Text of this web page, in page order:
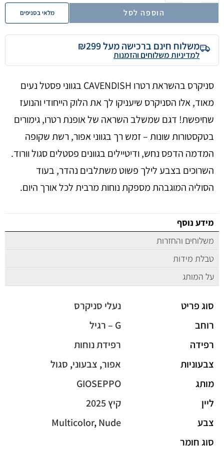
הוספה לסל מלאי בסניפים
משלוח חינם ברכישה מעל ₪299
למדיניות משלוחים והזמנות
סניקרס בהשראת רטרו CAVENDISH בגווני פסטל נעים
מאוד, אלו הסניקרס שיעניקו לך את הלוק הייחודי והנועז
שחיפשת! דגם שמשלב השראה של אופנת רטרו, גימורים
בטקסטורות שונות – זמש רך בגווני אפור, רשת שקופה
המדמה הדפס נחש, ודיטיילים בגוונים פסטלים סגול וורוד.
השרוכים בצבע לילך פשוט משתלבים נהדר, בעוד
הסוליה המוגבהת מספקת נוחות מרבית לכל אורך היום.
מידע נוסף
משלוחים והחזרות
טבלת מידות
על המותג
סוג פריט
נעלי סניקרס
רוחב
G – רגיל
רפידה
רפידת נוחות
צבעוניות
אפור, צבעוני, סגול
מותג
GIOSEPPO
ליין
קיץ 2025
צבע
Multicolor,Nude
סוג חומר